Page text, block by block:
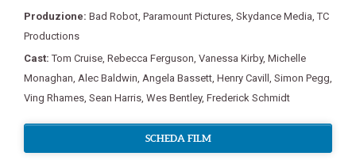
Produzione: Bad Robot Paramount Pictures Skydance Media ,TC
Productions
Cast:Tom Cruise Rebecca Ferguson Vanessa Kirby, Michelle
Monaghan Alec Baldwin Angela Bassett Henry Cavill Simon Pegg
Ving Rhames Sean Harris Wes Bentley, Frederick Schmidt
SCHEDA FILM